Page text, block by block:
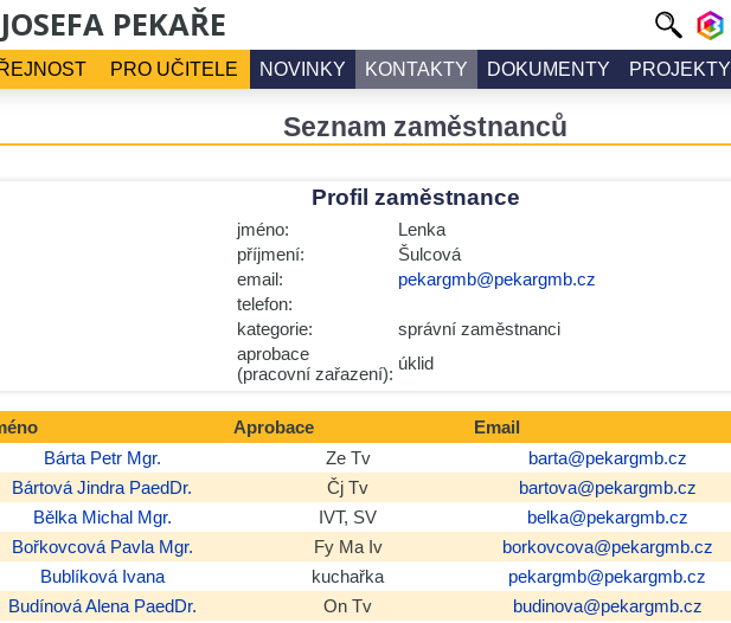
PEKAŘE
PRO UČITELE NOVINKY KONTAKTY DOKUMENTY PROJEKTY
Seznam zaměstnanců
Profil zaměstnance
jméno:
Lenka
příjmení:
Šulcová
email:
pekargmb@pekargmb.cz
telefon:
kategorie:
správní zaměstnanci
aprobace
(pracovní zařazení):
úklid
Aprobace Email
Bárta Petr Mgr. Ze Tv barta@pekargmb.cz
Bártová Jindra PaedDr. Čj Tv bartova@pekargmb.cz
Bělka Michal Mgr. IVT, SV belka@pekargmb.cz
Bořkovcová Pavla Mgr. Fy Ma Iv borkovcova@pekargmb.cz
Bublíková Ivana kuchařka
pekargmb@pekargmb.cz
BudínováAlena PaedDr. On Tv budinova@pekargmb.cz